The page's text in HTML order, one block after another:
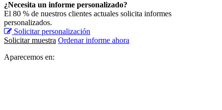
¿Necesita un informe personalizado?
El 80 % de nuestros clientes actuales solicita informes
personalizados.
Solicitar personalización
Solicitar muestra Ordenar informe ahora
Aparecemos en: